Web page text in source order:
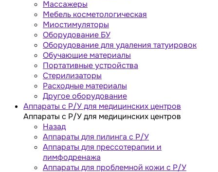
Массажеры
Мебель косметологическая
Миостимуляторы
Оборудование БУ
Оборудование для удаления татуировок
Обучающие материалы
Портативные устройства
Стерилизаторы
Расходные материалы
Другое оборудование
Аппараты с Р/У для медицинских центров
Аппараты с Р/У для медицинских центров
Назад
Аппараты для пилинга с Р/У
Аппараты для прессотерапии и
лимфодренажа
Аппараты для проблемной кожи с Р/У